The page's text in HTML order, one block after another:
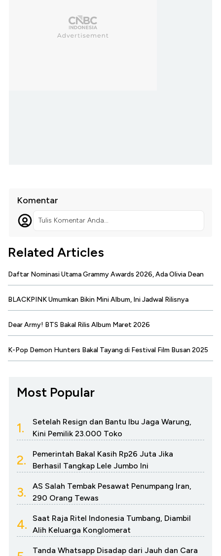
Komentar
Tulis Komentar Anda...
Related Articles
Daftar Nominasi Utama Grammy Awards 2026, Ada Olivia Dean
BLACKPINK Umumkan Bikin Mini Album, Ini Jadwal Rilisnya
Dear Army! BTS Bakal Rilis Album Maret 2026
K-Pop Demon Hunters Bakal Tayang di Festival Film Busan 2025
Most Popular
1.
Setelah Resign dan Bantu Ibu Jaga Warung,
Kini Pemilik 23.000 Toko
2.
Pemerintah Bakal Kasih Rp26 Juta Jika
Berhasil Tangkap Lele Jumbo Ini
3.
AS Salah Tembak Pesawat Penumpang Iran,
290 Orang Tewas
4.
Saat Raja Ritel Indonesia Tumbang, Diambil
Alih Keluarga Konglomerat
Tanda Whatsapp Disadap dari Jauh dan Cara